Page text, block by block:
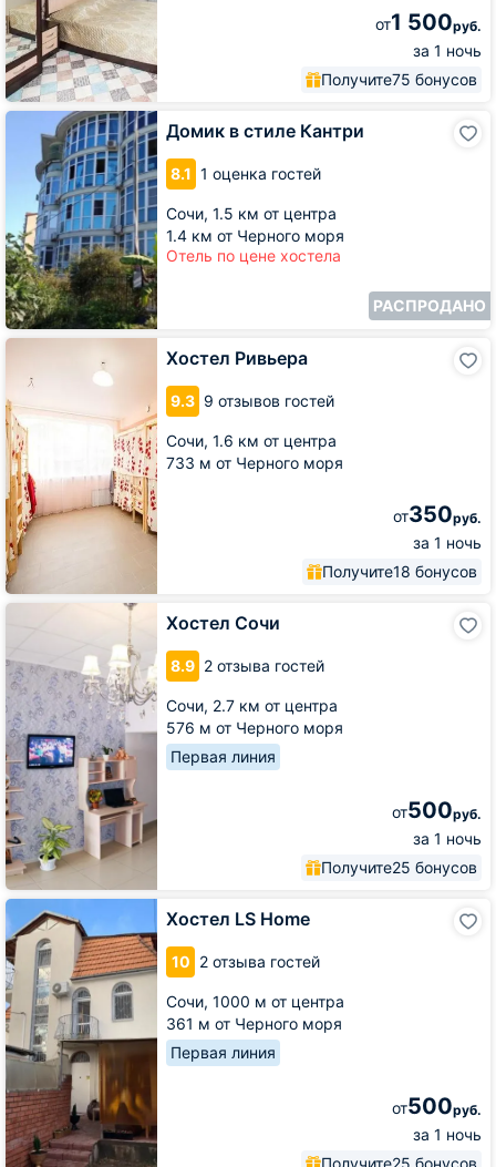
от1 500руб.
за 1 ночь
Получите75 бонусов
Домик в стиле Кантри
8.1 1 оценка гостей
Сочи, 1.5 км от центра
1.4 км от Черного моря
Отель по цене хостела
РАСПРОДАНО
Домик
стиле
Кантри
Хостел Ривьера
9.3 9 отзывов гостей
Сочи, 1.6 км от центра
733 м от Черного моря
от350руб.
за 1 ночь
Получите18 бонусов
Хостел
Хостел Coчи
8.9 2 отзыва гостей
Сочи, 2.7 км от центра
576 м от Черного моря
Первая линия
от500руб.
за 1 ночь
Получите25 бонусов
Хостел
Хостел LS Home
10 2 отзыва гостей
Сочи, 1000 м от центра
361 м от Черного моря
Первая линия
от500руб.
за 1 ночь
Получите25 бонусов
Хостел
LS
Home